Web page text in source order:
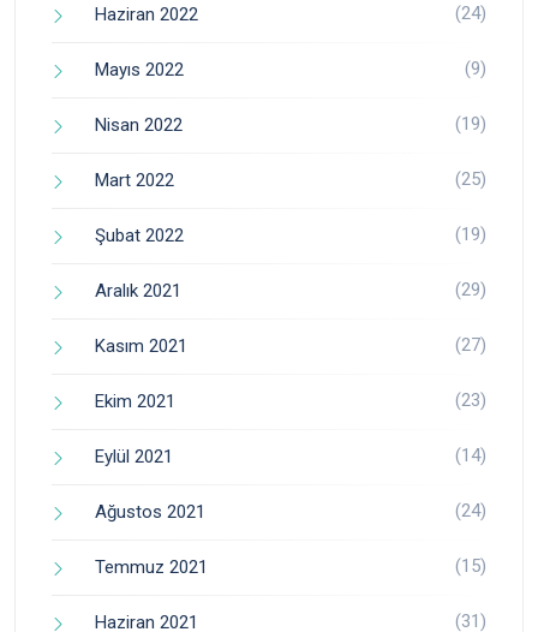
Haziran 2022 (24)
Mayıs 2022 (9)
Nisan 2022 (19)
Mart 2022 (25)
Şubat 2022 (19)
Aralık 2021 (29)
Kasım 2021 (27)
Ekim 2021 (23)
Eylül 2021 (14)
Ağustos 2021 (24)
Temmuz 2021 (15)
Haziran 2021 (31)